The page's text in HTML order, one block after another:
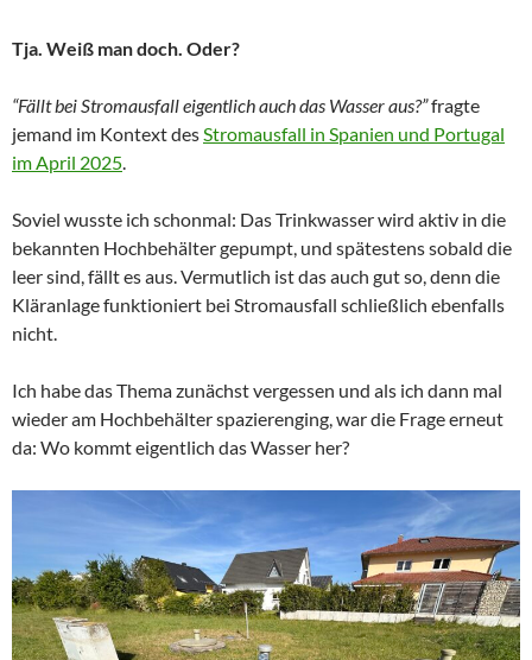
Tja. Weiß man doch. Oder?
“Fällt bei Stromausfall eigentlich auch das Wasser aus?”fragte
jemand im Kontext desStromausfall in Spanien und Portugal
im April 2025.
Soviel wusste ich schonmal: Das Trinkwasser wird aktiv in die
bekannten Hochbehälter gepumpt, und spätestens sobald die
leer sind, fällt es aus. Vermutlich ist das auch gut so, denn die
Kläranlage funktioniert bei Stromausfall schließlich ebenfalls
nicht.
Ich habe das Thema zunächst vergessen und als ich dann mal
wieder am Hochbehälter spazierenging, war die Frage erneut
da: Wo kommt eigentlich das Wasser her?